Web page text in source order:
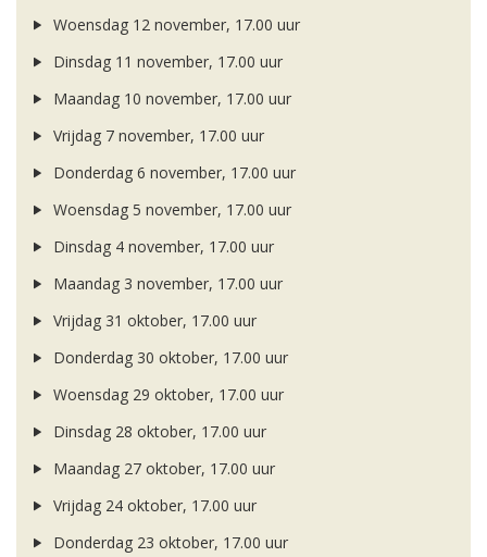
Woensdag 12 november, 17.00 uur
Dinsdag 11 november, 17.00 uur
Maandag 10 november, 17.00 uur
Vrijdag 7 november, 17.00 uur
Donderdag 6 november, 17.00 uur
Woensdag 5 november, 17.00 uur
Dinsdag 4 november, 17.00 uur
Maandag 3 november, 17.00 uur
Vrijdag 31 oktober, 17.00 uur
Donderdag 30 oktober, 17.00 uur
Woensdag 29 oktober, 17.00 uur
Dinsdag 28 oktober, 17.00 uur
Maandag 27 oktober, 17.00 uur
Vrijdag 24 oktober, 17.00 uur
Donderdag 23 oktober, 17.00 uur